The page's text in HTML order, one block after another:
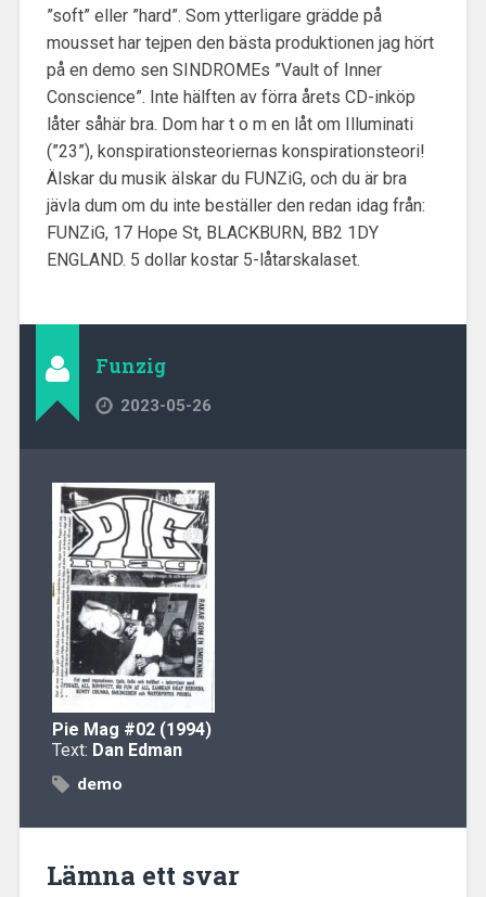
”soft” eller ”hard”. Som ytterligare grädde på
mousset har tejpen den bästa produktionen jag hört
på en demo sen SINDROMEs ”Vault of Inner
Conscience”. Inte hälften av förra årets CD-inköp
låter såhär bra. Dom har t o m en låt om Illuminati
(”23”), konspirationsteoriernas konspirationsteori!
Älskar du musik älskar du FUNZiG, och du är bra
jävla dum om du inte beställer den redan idag från:
FUNZiG, 17 Hope St, BLACKBURN, BB2 1DY
ENGLAND. 5 dollar kostar 5-låtarskalaset.
Funzig
2023-05-26
Pie Mag #02 (1994)
Text: Dan Edman
demo
Lämna ett svar